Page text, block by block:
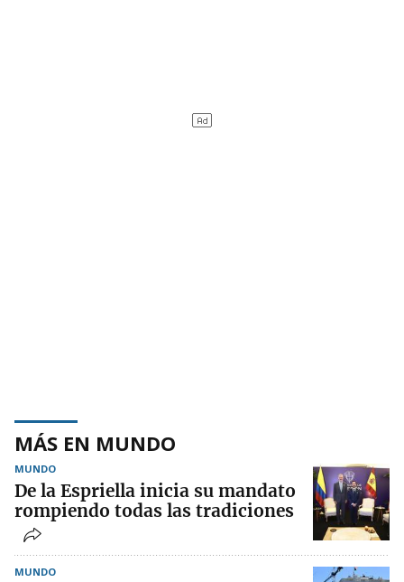
MÁS EN MUNDO
MUNDO
De la Espriella inicia su mandato
rompiendo todas las tradiciones
MUNDO